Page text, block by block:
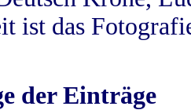
ist das
der Einträge